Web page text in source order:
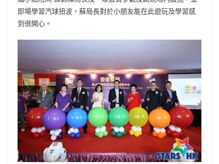
即場學習汽球扭波，蘇局長對於小朋友能在此遊玩及學習感
到很開心。